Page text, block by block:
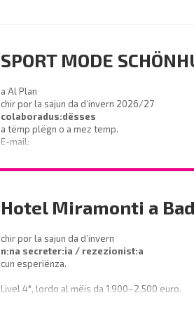
SPORT MODE
a Al Plan
chir por la sajun da d’invern 2026/27
colaboradus:dësses
a tëmp plëgn o a mez temp.
E-mail:
Hotel Miramonti a
chir por la sajun da d’invern
n:na secreter:ia / rezezionist:a
cun esperiënza.
Livel 4°, lordo al mëis da 1.900–2.500 euro.